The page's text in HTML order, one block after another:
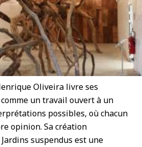
Oliveira livre ses
un travail ouvert à un
possibles, où chacun
opinion. Sa création
suspendus est une